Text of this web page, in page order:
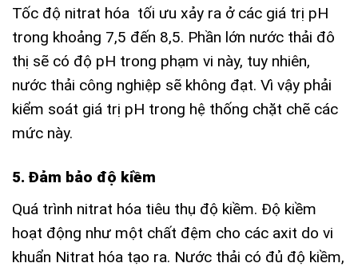
Tốc độ nitrat hóa tối ưu xảy ra ở các giá trị pH
trong khoảng 7,5 đến 8,5. Phần lớn nước thải đô
thị sẽ có độ pH trong phạm vi này, tuy nhiên,
nước thải công nghiệp sẽ không đạt. Vì vậy phải
kiểm soát giá trị pH trong hệ thống chặt chẽ các
mức này.
5. Đảm bảo độ kiềm
Quá trình nitrat hóa tiêu thụ độ kiềm. Độ kiềm
hoạt động như một chất đệm cho các axit do vi
khuẩn Nitrat hóa tạo ra. Nước thải có đủ độ kiềm,